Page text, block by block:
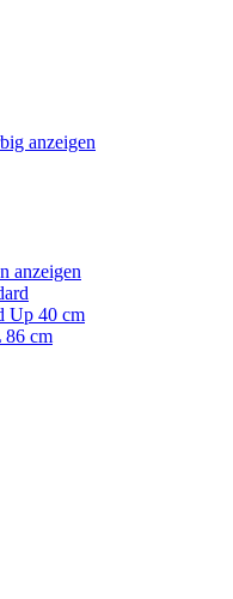
anzeigen
anzeigen
Up 40 cm
86 cm